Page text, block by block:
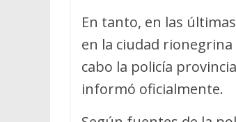
En tanto, en las
en la ciudad
cabo la policía
informó oficialmente.